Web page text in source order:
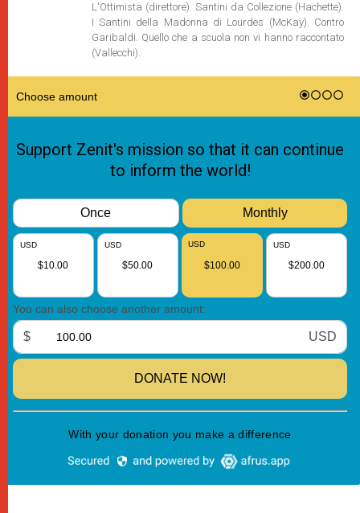
L'Ottimista (direttore). Santini da Collezione (Hachette).
I Santini della Madonna di Lourdes (McKay). Contro
Garibaldi. Quello che a scuola non vi hanno raccontato
(Vallecchi).